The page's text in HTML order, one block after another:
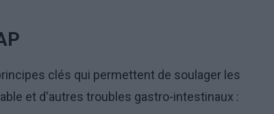
clés qui permettent de soulager les
et d'autres troubles gastro-intestinaux :